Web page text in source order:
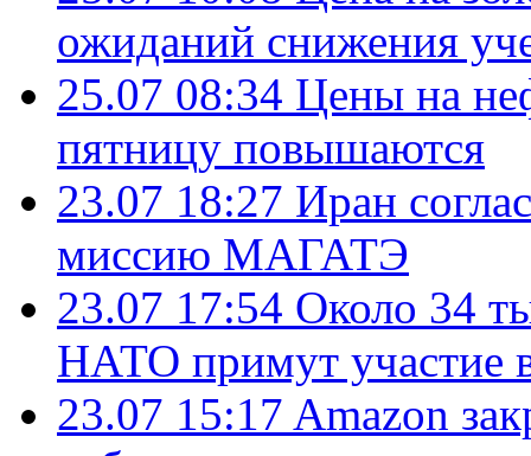
ожиданий снижения
25.07 08:34 Цены на
пятницу повышаются
23.07 18:27 Иран
миссию МАГАТЭ
23.07 17:54 Около 34
НАТО примут участие
23.07 15:17 Amazon